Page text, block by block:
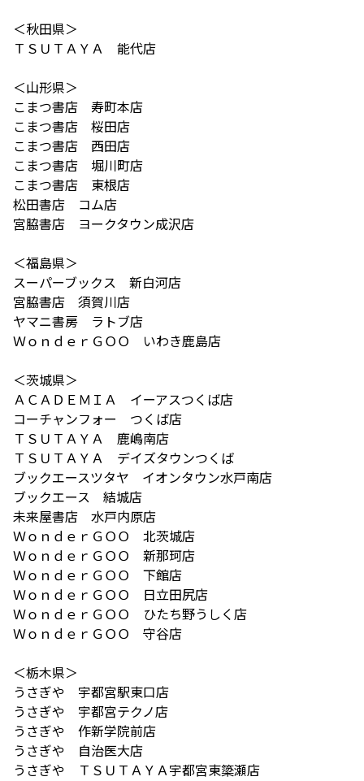
＜秋田県＞
ＴＳＵＴＡＹＡ 能代店
＜山形県＞
こまつ書店 寿町本店
こまつ書店 桜田店
こまつ書店 西田店
こまつ書店 堀川町店
こまつ書店 東根店
松田書店 コム店
宮脇書店 ヨークタウン成沢店
＜福島県＞
スーパーブックス 新白河店
宮脇書店 須賀川店
ヤマニ書房 ラトブ店
ＷｏｎｄｅｒＧＯＯ いわき鹿島店
＜茨城県＞
ＡＣＡＤＥＭＩＡ イーアスつくば店
コーチャンフォー つくば店
ＴＳＵＴＡＹＡ 鹿嶋南店
ＴＳＵＴＡＹＡ デイズタウンつくば
ブックエースツタヤ イオンタウン水戸南店
ブックエース 結城店
未来屋書店 水戸内原店
ＷｏｎｄｅｒＧＯＯ 北茨城店
ＷｏｎｄｅｒＧＯＯ 新那珂店
ＷｏｎｄｅｒＧＯＯ 下館店
ＷｏｎｄｅｒＧＯＯ 日立田尻店
ＷｏｎｄｅｒＧＯＯ ひたち野うしく店
ＷｏｎｄｅｒＧＯＯ 守谷店
＜栃木県＞
うさぎや 宇都宮駅東口店
うさぎや 宇都宮テクノ店
うさぎや 作新学院前店
うさぎや 自治医大店
うさぎや ＴＳＵＴＡＹＡ宇都宮東簗瀬店